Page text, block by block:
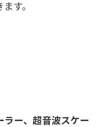
す。
ラー、超音波スケー